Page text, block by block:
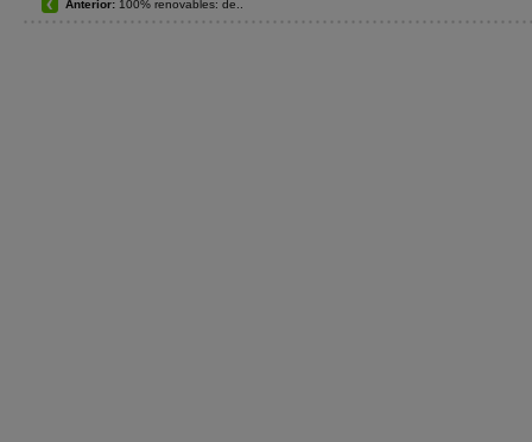
Anterior: 100% renovables: de..